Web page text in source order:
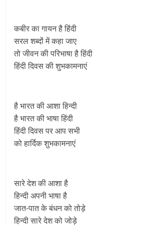
कबीर का गायन है हिंदी
सरल शब्दों में कहा जाए
तो जीवन की परिभाषा है हिंदी
हिंदी दिवस की शुभकामनाएं
है भारत की आशा हिन्दी
है भारत की भाषा हिंदी
हिंदी दिवस पर आप सभी
को हार्दिक शुभकामनाएं
सारे देश की आशा है
हिन्दी अपनी भाषा है
जात-पात के बंधन को तोड़े
हिन्दी सारे देश को जोड़े